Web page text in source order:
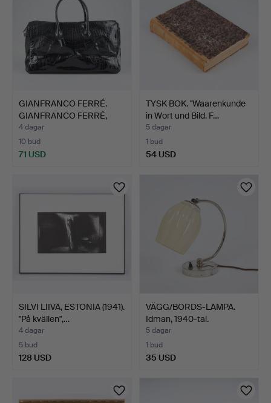
GIANFRANCO FERRÉ.
GIANFRANCO FERRÉ,
weeken…
4 dagar
10 bud
71 USD
TYSK BOK. "Waarenkunde
in Wort und Bild. F…
5 dagar
1 bud
54 USD
SILVI LIIVA, ESTONIA (1941).
"På kvällen",…
4 dagar
5 bud
128 USD
VÄGG/BORDS-LAMPA.
Idman, 1940-tal.
5 dagar
1 bud
35 USD